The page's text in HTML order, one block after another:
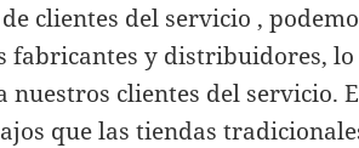
clientes del servicio ,
fabricantes y distribuidores, lo
nuestros clientes del servicio.
que las tiendas